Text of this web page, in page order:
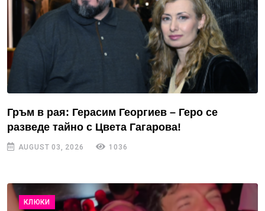
Гръм в рая: Герасим Георгиев – Геро се
разведе тайно с Цвета Гагарова!
AUGUST 03, 2026 1036
КЛЮКИ